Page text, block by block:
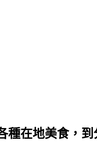
種在地美食，